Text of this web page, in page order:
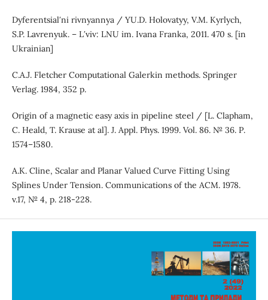
Dyferentsialʹni rivnyannya / YU.D. Holovatyy, V.M. Kyrlych,
S.P. Lavrenyuk. – Lʹviv: LNU im. Ivana Franka, 2011. 470 s. [in
Ukrainian]
C.A.J. Fletcher Computational Galerkin methods. Springer
Verlag. 1984, 352 p.
Origin of a magnetic easy axis in pipeline steel / [L. Clapham,
C. Heald, T. Krause at al]. J. Appl. Phys. 1999. Vol. 86. № 36. Р.
1574–1580.
A.K. Cline, Scalar and Planar Valued Curve Fitting Using
Splines Under Tension. Communications of the ACM. 1978.
v.17, № 4, p. 218-228.